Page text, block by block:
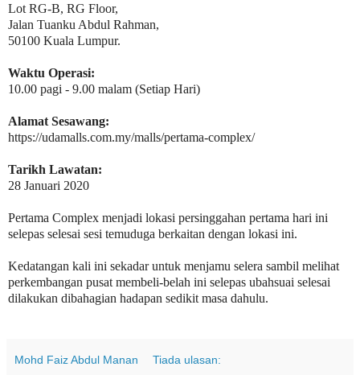
Lot RG-B, RG Floor,
Jalan Tuanku Abdul Rahman,
50100 Kuala Lumpur.
Waktu Operasi:
10.00 pagi - 9.00 malam (Setiap Hari)
Alamat Sesawang:
https://udamalls.com.my/malls/pertama-complex/
Tarikh Lawatan:
28 Januari 2020
Pertama Complex menjadi lokasi persinggahan pertama hari ini
selepas selesai sesi temuduga berkaitan dengan lokasi ini.
Kedatangan kali ini sekadar untuk menjamu selera sambil melihat
perkembangan pusat membeli-belah ini selepas ubahsuai selesai
dilakukan dibahagian hadapan sedikit masa dahulu.
Mohd Faiz Abdul Manan Tiada ulasan: